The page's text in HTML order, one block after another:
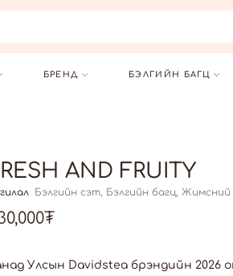
БРЕНД БЭЛГИЙН БАГЦ
AND FRUITY
Бэлгийн сэт, Бэлгийн багц, Жимсний
₮
Улсын Davidstea брэндийн 2026